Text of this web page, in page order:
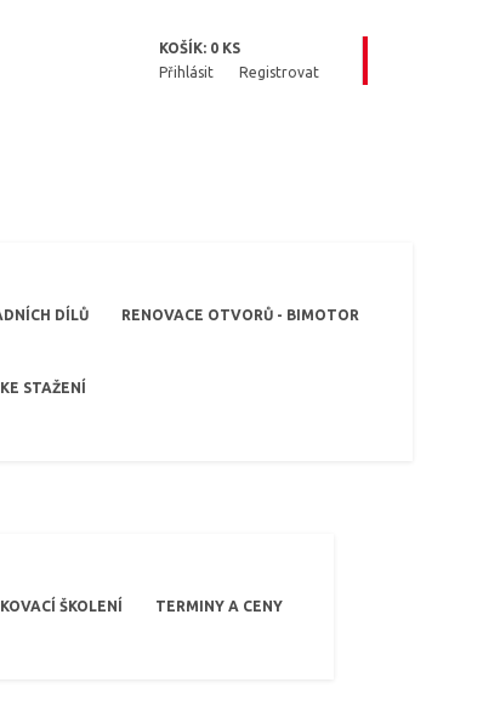
KOŠÍK: 0 KS
Přihlásit
Registrovat
DÍLŮ RENOVACE OTVORŮ - BIMOTOR
STAŽENÍ
ŠKOLENÍ TERMINY A CENY